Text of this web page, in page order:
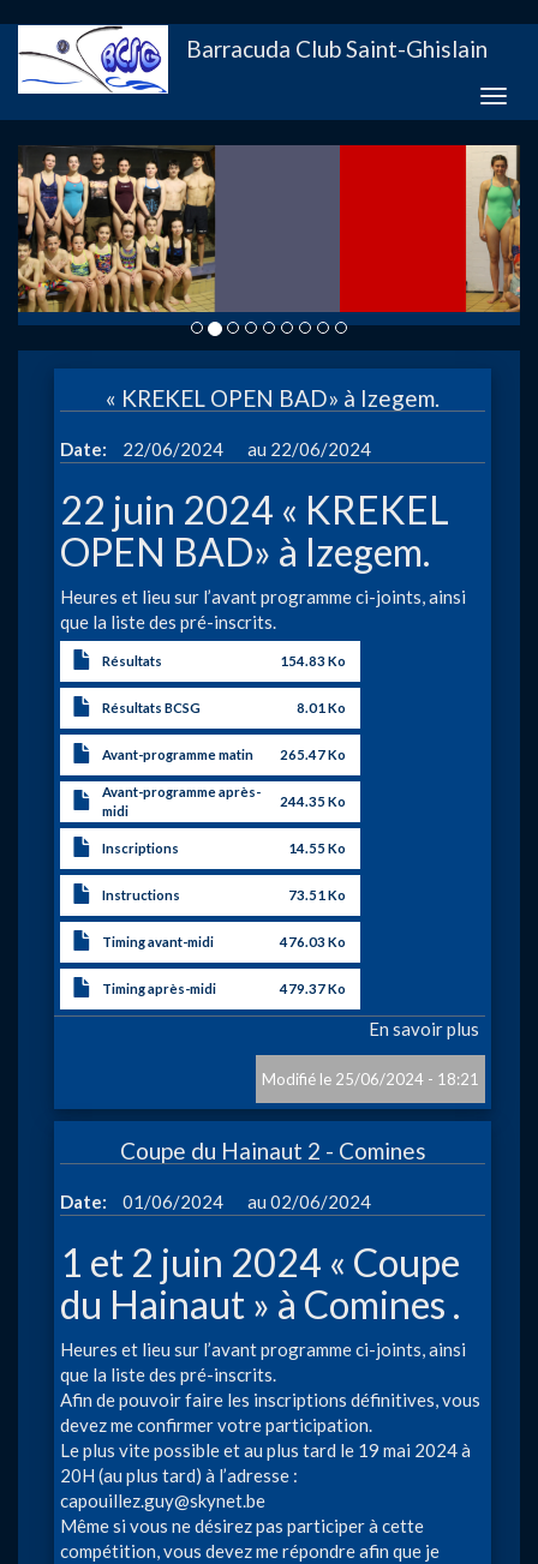
au
contenu
Barracuda Club Saint-Ghislain
Toggle
« KREKEL OPEN BAD» à Izegem.
Date 22/06/2024 à
22/06/2024
22 juin 2024 « KREKEL
OPEN BAD» à Izegem.
Heures et lieu sur l’avant programme ci-joints, ainsi
que la liste des pré-inscrits.
Résultats 154.83 Ko
Résultats BCSG 8.01 Ko
Avant-programme matin 265.47 Ko
Avant-programme après-
midi
244.35 Ko
Inscriptions 14.55 Ko
Instructions 73.51 Ko
Timing avant-midi 476.03 Ko
Timing après-midi 479.37 Ko
En savoir plus
«
OPEN
25/06/2024 - 18:21
Coupe du Hainaut 2 - Comines
Date 01/06/2024 à
02/06/2024
1 et 2 juin 2024 « Coupe
du Hainaut » à Comines .
Heures et lieu sur l’avant programme ci-joints, ainsi
que la liste des pré-inscrits.
Afin de pouvoir faire les inscriptions définitives, vous
devez me confirmer votre participation.
Le plus vite possible et au plus tard le 19 mai 2024 à
20H (au plus tard) à l’adresse :
capouillez.guy@skynet.be
Même si vous ne désirez pas participer à cette
compétition, vous devez me répondre afin que je